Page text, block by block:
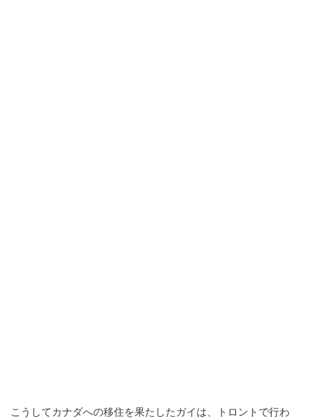
こうしてカナダへの移住を果たしたガイは、トロントで行わ